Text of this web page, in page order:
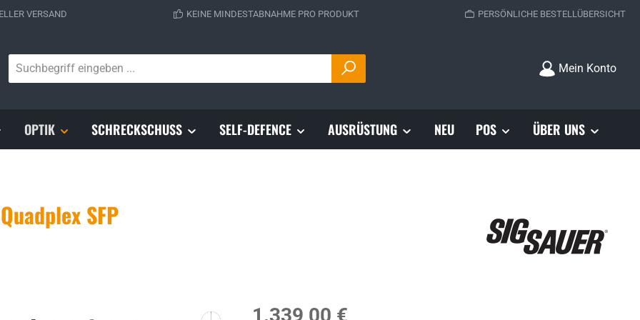
VERSAND KEINE MINDESTABNAHME PRO PRODUKT PERSÖNLICHE BESTELLÜBERSICHT
Mein Konto
OPTIK SCHRECKSCHUSS SELF-DEFENCE AUSRÜSTUNG NEU POS ÜBER UNS
SFP
Regulärer Preis: